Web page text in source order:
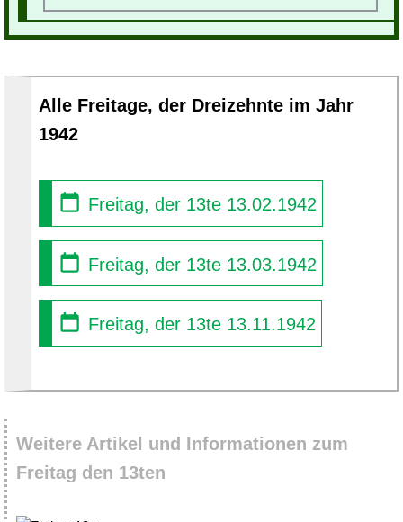
Alle Freitage, der Dreizehnte im Jahr
1942
Freitag, der 13te 13.02.1942
Freitag, der 13te 13.03.1942
Freitag, der 13te 13.11.1942
Weitere Artikel und Informationen zum
Freitag den 13ten